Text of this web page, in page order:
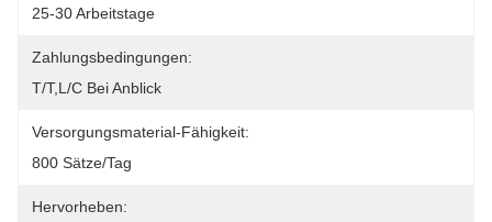
25-30 Arbeitstage
Zahlungsbedingungen:
T/T,L/C Bei Anblick
Versorgungsmaterial-Fähigkeit:
800 Sätze/Tag
Hervorheben: